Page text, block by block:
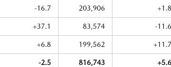
-16.7 203,906 +1.8
+37.1 83,574 -11.6
+6.8 199,562 +11.7
-2.5 816,743 +5.6